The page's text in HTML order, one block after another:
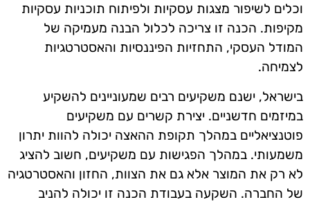
וכלים לשיפור מצגות עסקיות ולפיתוח תוכניות עסקיות
מקיפות. הכנה זו צריכה לכלול הבנה מעמיקה של
המודל העסקי, התחזיות הפיננסיות והאסטרטגיות
לצמיחה.
בישראל, ישנם משקיעים רבים שמעוניינים להשקיע
במיזמים חדשניים. יצירת קשרים עם משקיעים
פוטנציאליים במהלך תקופת ההאצה יכולה להוות יתרון
משמעותי. במהלך הפגישות עם משקיעים, חשוב להציג
לא רק את המוצר אלא גם את הצוות, החזון והאסטרטגיה
של החברה. השקעה בעבודת הכנה זו יכולה להניב